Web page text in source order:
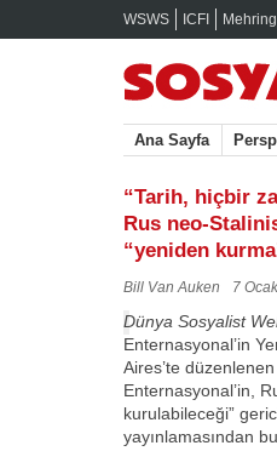
WSWS ICFI Mehring
Ana Sayfa
“Tarih, hiçbir
Rus neo-
“yeniden
Bill Van Auken 7
Dünya Sosyalist
Enternasyonal’in
Aires’te
Enternasyonal’in,
kurulabileceği”
yayınlamasından